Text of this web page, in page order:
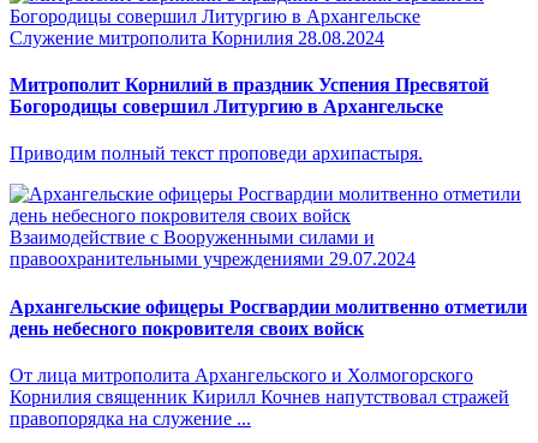
Служение митрополита Корнилия 28.08.2024
Митрополит Корнилий в праздник Успения Пресвятой
Богородицы совершил Литургию в Архангельске
Приводим полный текст проповеди архипастыря.
Взаимодействие с Вооруженными силами и
правоохранительными учреждениями 29.07.2024
Архангельские офицеры Росгвардии молитвенно отметили
день небесного покровителя своих войск
От лица митрополита Архангельского и Холмогорского
Корнилия священник Кирилл Кочнев напутствовал стражей
правопорядка на служение ...